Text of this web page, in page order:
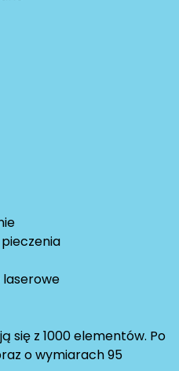
laserowe
się z 1000 elementów. Po
o wymiarach 95